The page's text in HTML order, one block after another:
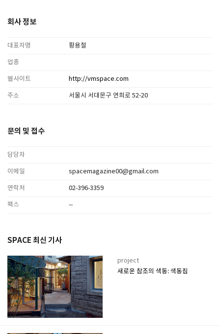
회사 정보
대표자명 황용철
업종
웹사이트 http://vmspace.com
주소 서울시 서대문구 연희로 52-20
문의 및 접수
담당자
이메일 spacemagazine00@gmail.com
연락처 02-396-3359
팩스 --
SPACE 최신 기사
project
새로운 참조의 색동: 색동집